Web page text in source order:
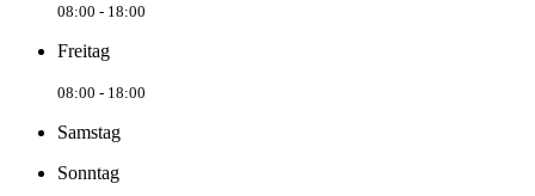
08:00 - 18:00
Freitag
08:00 - 18:00
Samstag
Sonntag